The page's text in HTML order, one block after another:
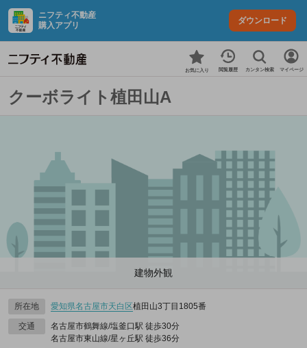
ニフティ不動産
購入アプリ
ダウンロード
お気に入り 閲覧履歴 カンタン検索 マイページ
クーボライト植田山A
建物外観
所在地 愛知県名古屋市天白区植田山3丁目1805番
交通
名古屋市鶴舞線/塩釜口駅 徒歩30分
名古屋市東山線/星ヶ丘駅 徒歩36分